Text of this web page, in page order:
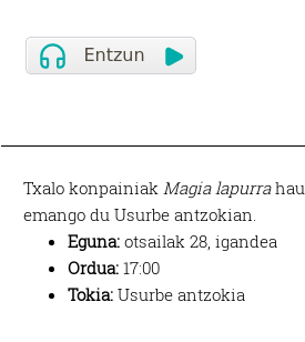
Txalo konpainiakMagia lapurra
emango du Usurbe antzokian.
Eguna: otsailak 28, igandea
Ordua: 17:00
Tokia: Usurbe antzokia